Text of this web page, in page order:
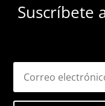
Suscríbete